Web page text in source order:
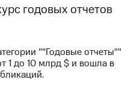
годовых отчетов
""Годовые отчеты""
1 до 10 млрд $ и вошла в